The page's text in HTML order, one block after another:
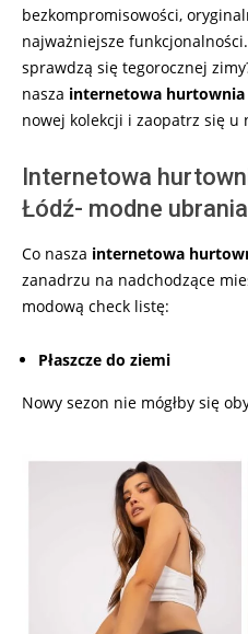
bezkompromisowości,
najważniejsze
sprawdzą się tegorocznej
nasza internetowa hurtownia
nowej kolekcji i zaopatrz się u
Internetowa
Łódź- modne
Co nasza internetowa
zanadrzu na nadchodzące
modową check listę:
Płaszcze do ziemi
Nowy sezon nie mógłby się